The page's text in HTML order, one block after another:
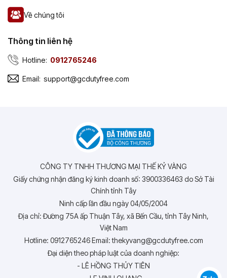
Về chúng tôi
Thông tin liên hệ
Hotline: 0912765246
Email: support@gcdutyfree.com
CÔNG TY TNHH THƯƠNG MẠI THẾ KỶ VÀNG
Giấy chứng nhận đăng ký kinh doanh số: 3900336463 do Sở Tài
Chính tỉnh Tây
Ninh cấp lần đầu ngày 04/05/2004
Địa chỉ: Đường 75A ấp Thuận Tây, xã Bến Cầu, tỉnh Tây Ninh,
Việt Nam
Hotline: 0912765246 Email: thekyvang@gcdutyfree.com
Đại diện theo pháp luật của doanh nghiệp:
- LÊ HỒNG THỦY TIÊN